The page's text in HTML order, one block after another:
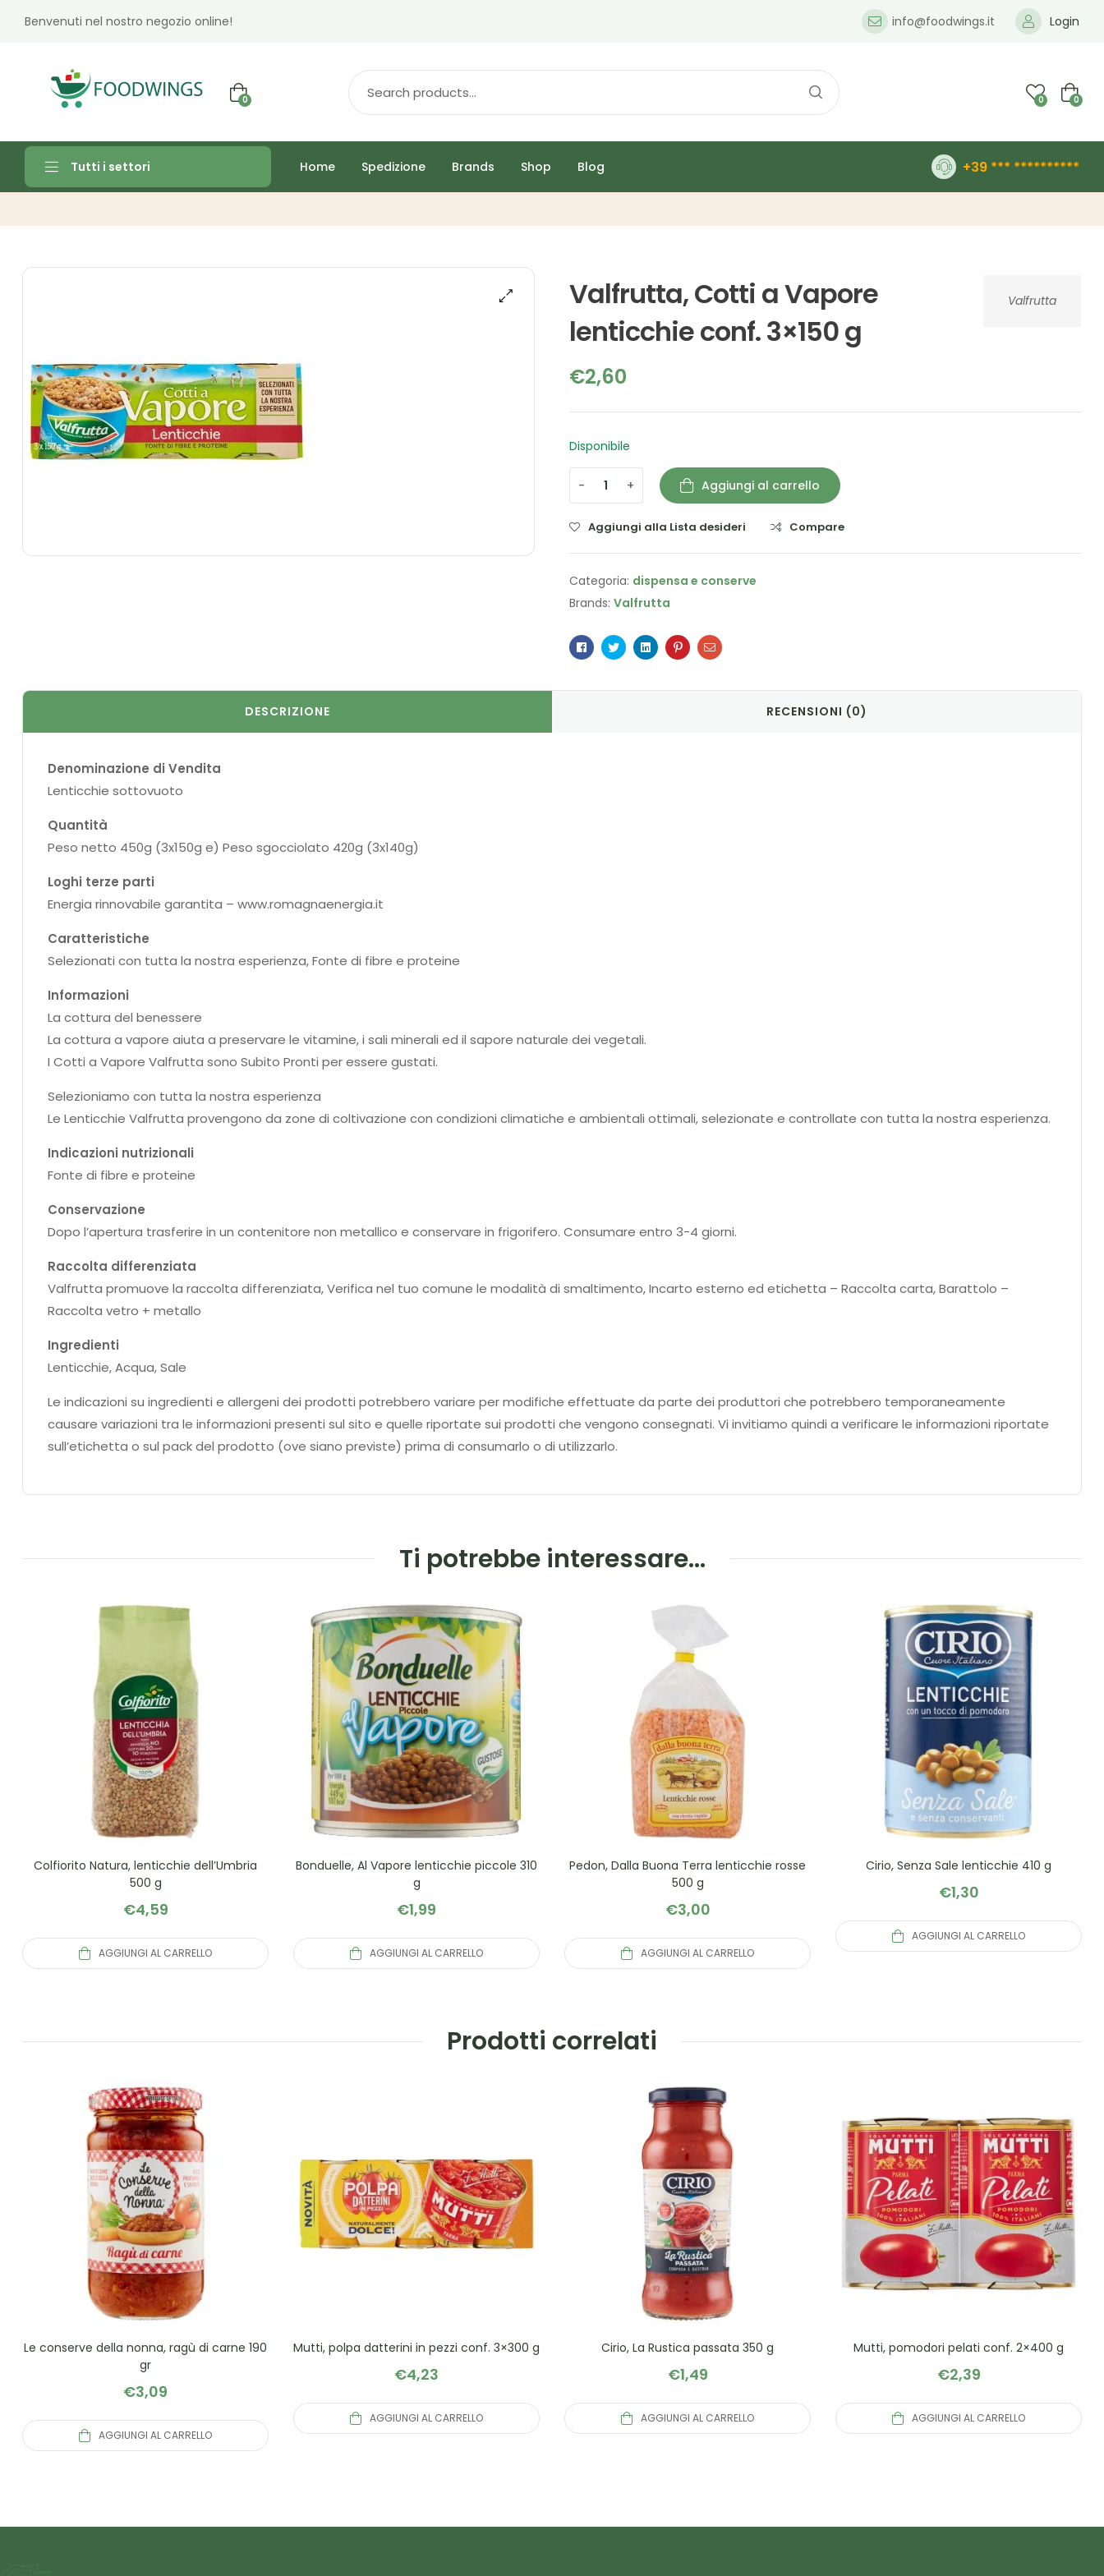
Benvenuti nel nostro negozio online! info@foodwings.it Login
0 0 0
Tutti i settori Home Spedizione Brands Shop Blog +39 *** **********
Valfrutta
Valfrutta, Cotti a Vapore
lenticchie conf. 3×150 g
€2,60
Disponibile
- + Aggiungi al carrello
Aggiungi alla Lista desideri Compare
Categoria: dispensa e conserve
Brands: Valfrutta
Facebook
TwitterLinkedinPinterestEmail
DESCRIZIONE RECENSIONI (0)
Denominazione di Vendita
Lenticchie sottovuoto
Quantità
Peso netto 450g (3x150g e) Peso sgocciolato 420g (3x140g)
Loghi terze parti
Energia rinnovabile garantita – www.romagnaenergia.it
Caratteristiche
Selezionati con tutta la nostra esperienza, Fonte di fibre e proteine
Informazioni
La cottura del benessere
La cottura a vapore aiuta a preservare le vitamine, i sali minerali ed il sapore naturale dei vegetali.
I Cotti a Vapore Valfrutta sono Subito Pronti per essere gustati.
Selezioniamo con tutta la nostra esperienza
Le Lenticchie Valfrutta provengono da zone di coltivazione con condizioni climatiche e ambientali ottimali, selezionate e controllate con tutta la nostra esperienza.
Indicazioni nutrizionali
Fonte di fibre e proteine
Conservazione
Dopo l’apertura trasferire in un contenitore non metallico e conservare in frigorifero. Consumare entro 3-4 giorni.
Raccolta differenziata
Valfrutta promuove la raccolta differenziata, Verifica nel tuo comune le modalità di smaltimento, Incarto esterno ed etichetta – Raccolta carta, Barattolo –
Raccolta vetro + metallo
Ingredienti
Lenticchie, Acqua, Sale
Le indicazioni su ingredienti e allergeni dei prodotti potrebbero variare per modifiche effettuate da parte dei produttori che potrebbero temporaneamente
causare variazioni tra le informazioni presenti sul sito e quelle riportate sui prodotti che vengono consegnati. Vi invitiamo quindi a verificare le informazioni riportate
sull’etichetta o sul pack del prodotto (ove siano previste) prima di consumarlo o di utilizzarlo.
Ti potrebbe interessare…
Colfiorito Natura, lenticchie dell’Umbria
500 g
€4,59
AGGIUNGI AL CARRELLO
Bonduelle, Al Vapore lenticchie piccole 310
g
€1,99
AGGIUNGI AL CARRELLO
Pedon, Dalla Buona Terra lenticchie rosse
500 g
€3,00
AGGIUNGI AL CARRELLO
Cirio, Senza Sale lenticchie 410 g
€1,30
AGGIUNGI AL CARRELLO
Prodotti correlati
Le conserve della nonna, ragù di carne 190
gr
€3,09
AGGIUNGI AL CARRELLO
Mutti, polpa datterini in pezzi conf. 3×300 g
€4,23
AGGIUNGI AL CARRELLO
Cirio, La Rustica passata 350 g
€1,49
AGGIUNGI AL CARRELLO
Mutti, pomodori pelati conf. 2×400 g
€2,39
AGGIUNGI AL CARRELLO